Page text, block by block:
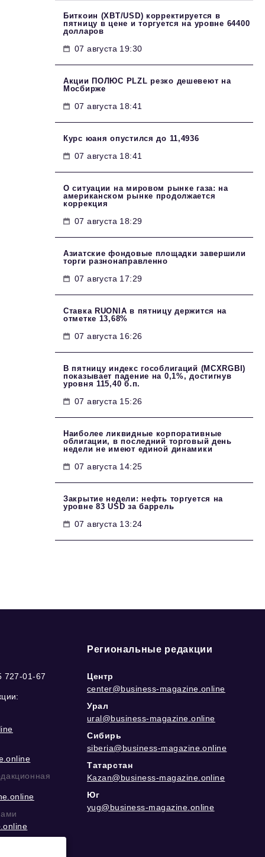
Биткоин (XBT/USD) корректируется в
пятницу в цене и торгуется на уровне 64400
долларов
07 августа 19:30
Акции ПОЛЮС PLZL резко дешевеют на
Мосбирже
07 августа 18:41
Курс юаня опустился до 11,4936
07 августа 18:41
О ситуации на мировом рынке газа: на
американском рынке продолжается
коррекция
07 августа 18:29
Азиатские фондовые площадки завершили
торги разнонаправленно
07 августа 17:29
Ставка RUONIA в пятницу держится на
отметке 13,68%
07 августа 16:26
В пятницу индекс гособлигаций (MCXRGBI)
показывает падение на 0,1%, достигнув
уровня 115,40 б.п.
07 августа 15:26
Наиболее ликвидные корпоративные
облигации, в последний торговый день
недели не имеют единой динамики
07 августа 14:25
Закрытие недели: нефть торгуется на
уровне 83 USD за баррель
07 августа 13:24
727-01-67
Региональные редакции
Центр
center@business-magazine.online
Урал
ural@business-magazine.online
Сибирь
siberia@business-magazine.online
Татарстан
Kazan@business-magazine.online
Юг
yug@business-magazine.online